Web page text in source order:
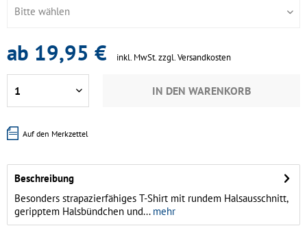
ab 19,95 € inkl. MwSt.zzgl. Versandkosten
IN DEN WARENKORB
Auf den Merkzettel
Beschreibung
Besonders strapazierfähiges T-Shirt mit rundem Halsausschnitt,
geripptem Halsbündchen und...mehr